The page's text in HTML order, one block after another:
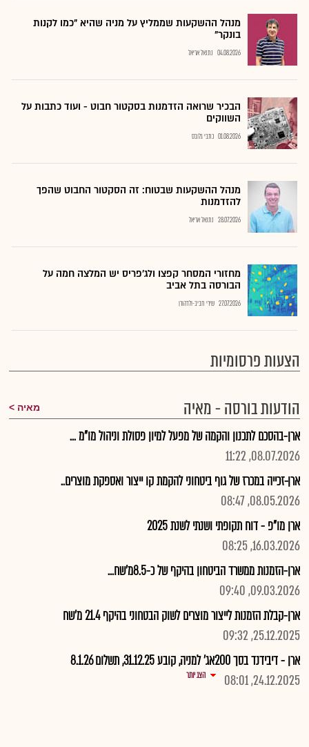
מנהל ההשקעות שממליץ על מניה שהיא "כמו לקנות
בונקר"
04.08.2026 נתנאל אריאל
הבכיר שרואה הזדמנות בסקטור חבוט - ועוד כתבות על
השווקים
01.08.2026 כתבי גלובס
מנהל ההשקעות שבטוח: זה הסקטור החבוט שהפך
להזדמנות
28.07.2026 נתנאל אריאל
מחזורי המסחר קפצו ולג'פריס יש המלצה חמה על
הבורסה בתל אביב
27.07.2026 שירי חביב-ולדהורן
הצעות פרסומיות
הודעות בורסה - מאיה
מאיה
ארן-בהסכם לתכנון והקמה של מפעל למיון פסולת וניהול מו"מ ...
08.07.2026, 11:22
ארן-זכייה במכרז של גוף ביטחוני להקמת קו ייצור ואספקת מוצרים..
08.05.2026, 08:47
ארן מו"פ - דוח תקופתי ושנתי לשנת 2025
16.03.2026, 08:25
ארן-הזמנות ממשרד הביטחון בהיקף של כ-8.5מ'שח...
09.03.2026, 09:40
ארן-קבלת הזמנות לייצור מוצרים לשוק הבטחוני בהיקף 21.4 מ'שח
25.12.2025, 09:32
ארן - דיבידנד בסך 200אג' למניה, קובע 31.12.25, תשלום 8.1.26
24.12.2025, 08:01
הצג יותר